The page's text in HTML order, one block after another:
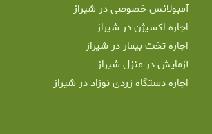
آمبولانس خصوصی در شیراز
اجاره اکسیژن در شیراز
اجاره تخت بیمار در شیراز
آزمایش در منزل شیراز
اجاره دستگاه زردی نوزاد در شیراز